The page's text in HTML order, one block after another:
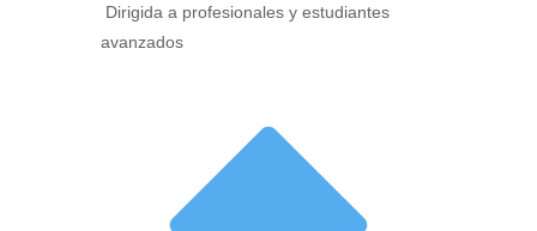
Dirigida a profesionales y estudiantes
avanzados